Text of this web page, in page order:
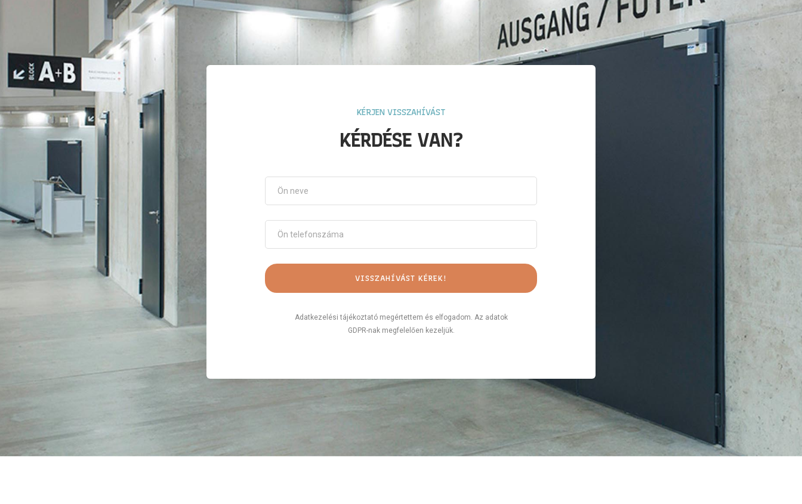
KÉRJEN VISSZAHÍVÁST
KÉRDÉSE VAN?
Adatkezelési tájékoztató megértettem és elfogadom. Az adatok
GDPR-nak megfelelően kezeljük.